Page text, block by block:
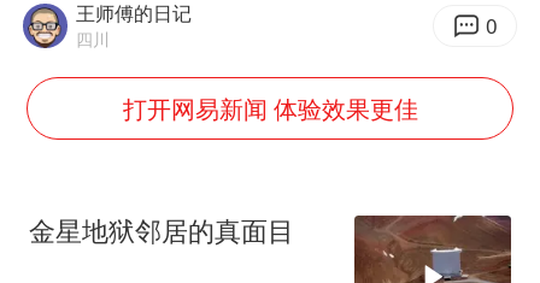
郑丽文：台湾从来没有“独立”过
浙江台州《告全体市民书》
大V：马科斯把路走绝了
王师傅的日记
四川 0
打开网易新闻 体验效果更佳
金星地狱邻居的真面目